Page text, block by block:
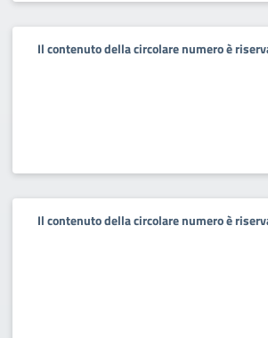
Il contenuto della circolare numero è
Il contenuto della circolare numero è